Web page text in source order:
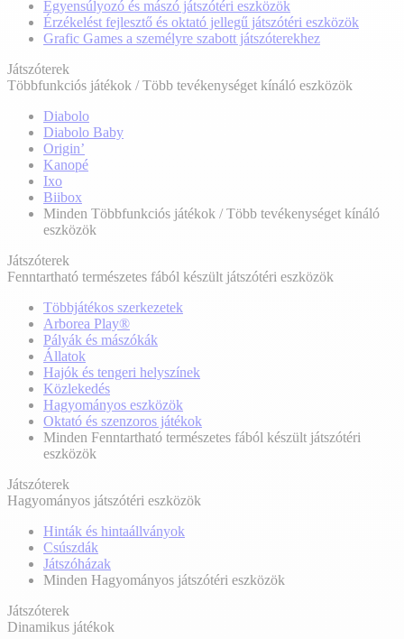
Egyensúlyozó és mászó játszótéri eszközök
Érzékelést fejlesztő és oktató jellegű játszótéri eszközök
Grafic Games a személyre szabott játszóterekhez
Játszóterek
Többfunkciós játékok / Több tevékenységet kínáló eszközök
Diabolo
Diabolo Baby
Origin’
Kanopé
Ixo
Biibox
Minden Többfunkciós játékok / Több tevékenységet kínáló
eszközök
Játszóterek
Fenntartható természetes fából készült játszótéri eszközök
Többjátékos szerkezetek
Arborea Play®
Pályák és mászókák
Állatok
Hajók és tengeri helyszínek
Közlekedés
Hagyományos eszközök
Oktató és szenzoros játékok
Minden Fenntartható természetes fából készült játszótéri
eszközök
Játszóterek
Hagyományos játszótéri eszközök
Hinták és hintaállványok
Csúszdák
Játszóházak
Minden Hagyományos játszótéri eszközök
Játszóterek
Dinamikus játékok